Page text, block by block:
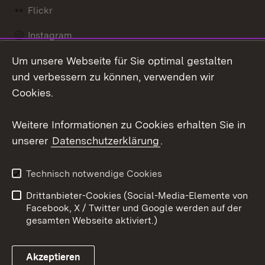
Flickr
Instagram
Social Wall
Barrierefreiheit
Benutzungshinweise
Impressum
Cookies
Um unsere Webseite für Sie optimal gestalten
und verbessern zu können, verwenden wir
Cookies.
Weitere Informationen zu Cookies erhalten Sie in
unserer Datenschutzerklärung.
Technisch notwendige Cookies
Drittanbieter-Cookies (Social-Media-Elemente von
Facebook, X / Twitter und Google werden auf der
gesamten Webseite aktiviert.)
Akzeptieren